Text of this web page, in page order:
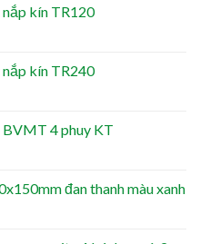
kín TR120
kín TR240
BVMT 4 phuy KT
đan thanh màu xanh